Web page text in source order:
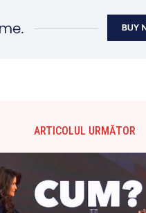
ARTICOLUL URMĂTOR